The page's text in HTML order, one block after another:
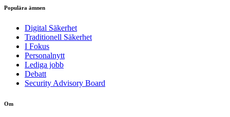
Populära ämnen
Digital Säkerhet
Traditionell Säkerhet
I Fokus
Personalnytt
Lediga jobb
Debatt
Security Advisory Board
Om